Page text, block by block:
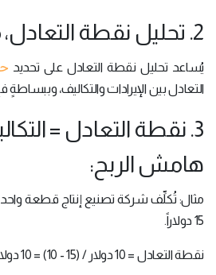
2. تحليل نقطة التعادل، معادلة النجاح:
يُساعد تحليل نقطة التعادل على تحديد
التعادل بين الإيرادات والتكاليف، وببساطةٍ
3. نقطة التعادل =
هامش الربح:
15 دولاراً.
نقطة التعادل = 10 دولار / (15 - 10) = 10 دولار / 5 = 2 قطعة